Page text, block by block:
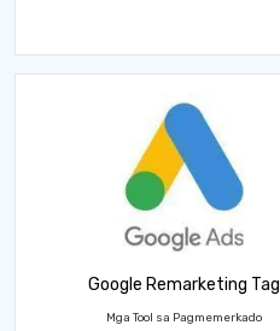
Google Remarketing Tag
Mga Tool sa Pagmemerkado